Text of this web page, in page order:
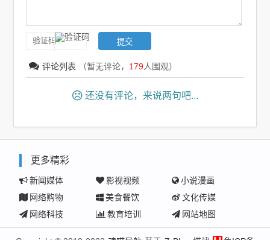
评论列表 （暂无评论， 179人围观）
还没有评论，来说两句吧...
更多精彩
新闻媒体 影视视频
小说漫画
网络购物
美食餐饮
文化传媒
网络科技
教育培训 网站地图